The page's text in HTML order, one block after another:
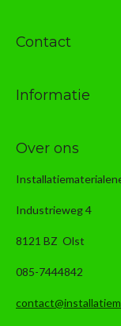
Contact
Informatie
Over ons
Industrieweg 4
8121 BZ Olst
085-7444842